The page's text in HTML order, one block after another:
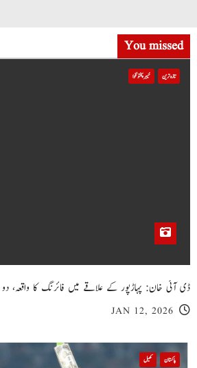
You missed
تازہ ترین خیبر پختونخوا
ڈی آئی خان: پہاڑپور کے علاقے میں فائرنگ کا واقعہ، دو
JAN 12, 2026
پاکستان کھیل